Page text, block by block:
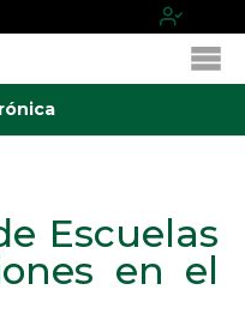
Escuelas
en el